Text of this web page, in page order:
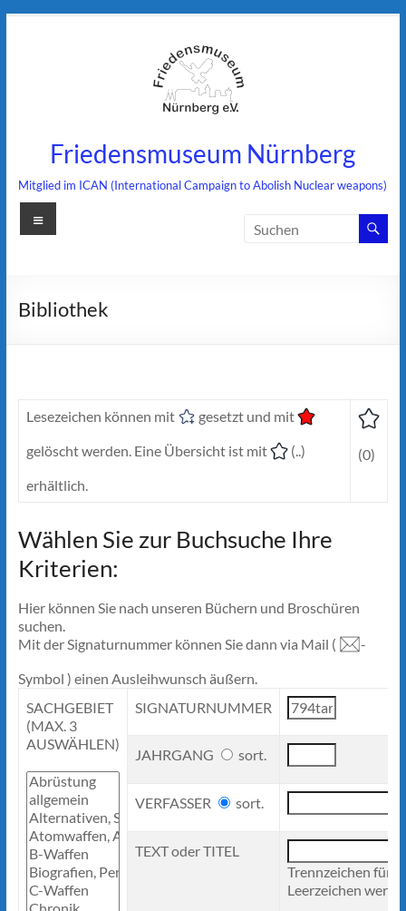
Friedensmuseum Nürnberg
Mitglied im ICAN (International Campaign to Abolish Nuclear weapons)
Menü
Bibliothek
Lesezeichen können mit
gesetzt und mit
gelöscht werden. Eine Übersicht ist mit
(..)
erhältlich.
(0)
Wählen Sie zur Buchsuche Ihre
Kriterien:
Hier können Sie nach unseren Büchern und Broschüren
suchen.
Mit der Signaturnummer können Sie dann via Mail (
-
Symbol ) einen Ausleihwunsch äußern.
SACHGEBIET
(MAX. 3
AUSWÄHLEN)
SIGNATURNUMMER
JAHRGANG sort.
VERFASSER sort.
TEXT oder TITEL
Trennzeichen für
Leerzeichen